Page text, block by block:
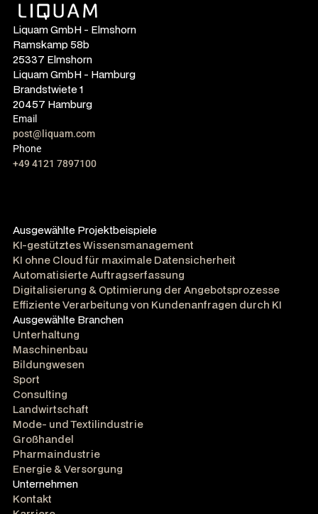
Liquam GmbH - Elmshorn
Ramskamp 58b
25337 Elmshorn
Liquam GmbH - Hamburg
Brandstwiete 1
20457 Hamburg
Email
post@liquam.com
Phone
+49 4121 7897100
Ausgewählte Projektbeispiele
KI-gestütztes Wissensmanagement
KI ohne Cloud für maximale Datensicherheit
Automatisierte Auftragserfassung
Digitalisierung & Optimierung der Angebotsprozesse
Effiziente Verarbeitung von Kundenanfragen durch KI
Ausgewählte Branchen
Unterhaltung
Maschinenbau
Bildungwesen
Sport
Consulting
Landwirtschaft
Mode- und Textilindustrie
Großhandel
Pharmaindustrie
Energie & Versorgung
Unternehmen
Kontakt